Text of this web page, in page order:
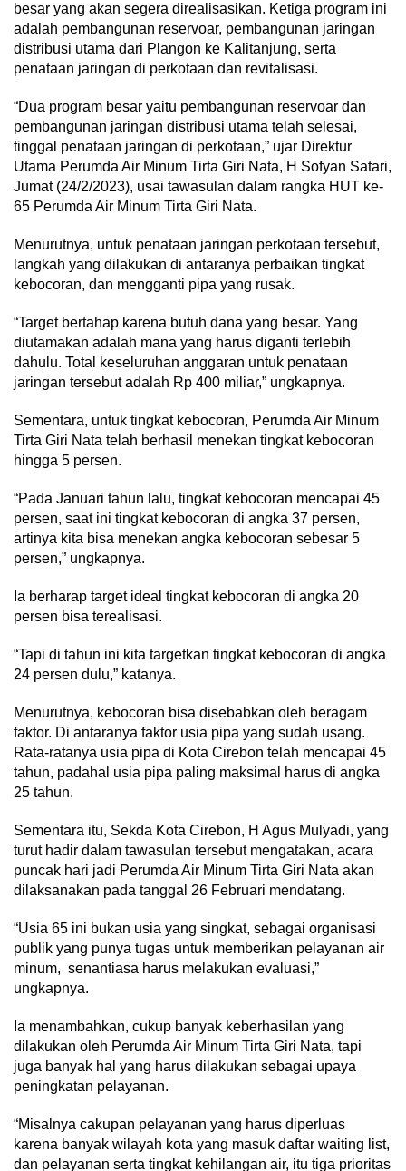
besar yang akan segera direalisasikan. Ketiga program ini
adalah pembangunan reservoar, pembangunan jaringan
distribusi utama dari Plangon ke Kalitanjung, serta
penataan jaringan di perkotaan dan revitalisasi.
“Dua program besar yaitu pembangunan reservoar dan
pembangunan jaringan distribusi utama telah selesai,
tinggal penataan jaringan di perkotaan,” ujar Direktur
Utama Perumda Air Minum Tirta Giri Nata, H Sofyan Satari,
Jumat (24/2/2023), usai tawasulan dalam rangka HUT ke-
65 Perumda Air Minum Tirta Giri Nata.
Menurutnya, untuk penataan jaringan perkotaan tersebut,
langkah yang dilakukan di antaranya perbaikan tingkat
kebocoran, dan mengganti pipa yang rusak.
“Target bertahap karena butuh dana yang besar. Yang
diutamakan adalah mana yang harus diganti terlebih
dahulu. Total keseluruhan anggaran untuk penataan
jaringan tersebut adalah Rp 400 miliar,” ungkapnya.
Sementara, untuk tingkat kebocoran, Perumda Air Minum
Tirta Giri Nata telah berhasil menekan tingkat kebocoran
hingga 5 persen.
“Pada Januari tahun lalu, tingkat kebocoran mencapai 45
persen, saat ini tingkat kebocoran di angka 37 persen,
artinya kita bisa menekan angka kebocoran sebesar 5
persen,” ungkapnya.
Ia berharap target ideal tingkat kebocoran di angka 20
persen bisa terealisasi.
“Tapi di tahun ini kita targetkan tingkat kebocoran di angka
24 persen dulu,” katanya.
Menurutnya, kebocoran bisa disebabkan oleh beragam
faktor. Di antaranya faktor usia pipa yang sudah usang.
Rata-ratanya usia pipa di Kota Cirebon telah mencapai 45
tahun, padahal usia pipa paling maksimal harus di angka
25 tahun.
Sementara itu, Sekda Kota Cirebon, H Agus Mulyadi, yang
turut hadir dalam tawasulan tersebut mengatakan, acara
puncak hari jadi Perumda Air Minum Tirta Giri Nata akan
dilaksanakan pada tanggal 26 Februari mendatang.
“Usia 65 ini bukan usia yang singkat, sebagai organisasi
publik yang punya tugas untuk memberikan pelayanan air
minum, senantiasa harus melakukan evaluasi,”
ungkapnya.
Ia menambahkan, cukup banyak keberhasilan yang
dilakukan oleh Perumda Air Minum Tirta Giri Nata, tapi
juga banyak hal yang harus dilakukan sebagai upaya
peningkatan pelayanan.
“Misalnya cakupan pelayanan yang harus diperluas
karena banyak wilayah kota yang masuk daftar waiting list,
dan pelayanan serta tingkat kehilangan air, itu tiga prioritas